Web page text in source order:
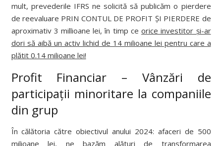
mult, prevederile IFRS ne solicită să publicăm o pierdere
de reevaluare PRIN CONTUL DE PROFIT ȘI PIERDERE de
aproximativ 3 millioane lei, în timp ceorice investitor și-ar
dori să aibă un activ lichid de 14 milioane lei pentru care a
plătit 0.14 milioane lei!
Profit Financiar – Vânzări de
participații minoritare la companiile
din grup
În călătoria către obiectivul anului 2024: afaceri de 500
milioane lei, ne bazăm alături de transformarea